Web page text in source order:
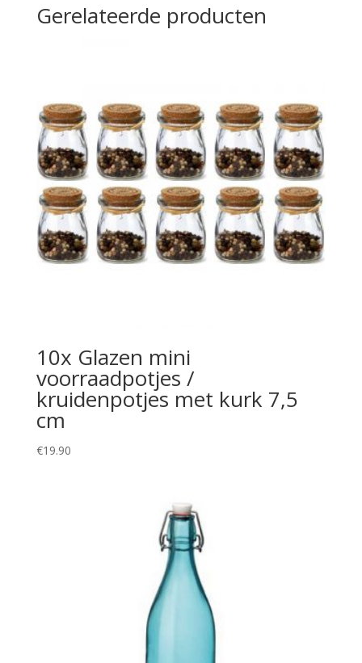
Gerelateerde producten
10x Glazen mini
voorraadpotjes /
kruidenpotjes met kurk 7,5
cm
€19.90